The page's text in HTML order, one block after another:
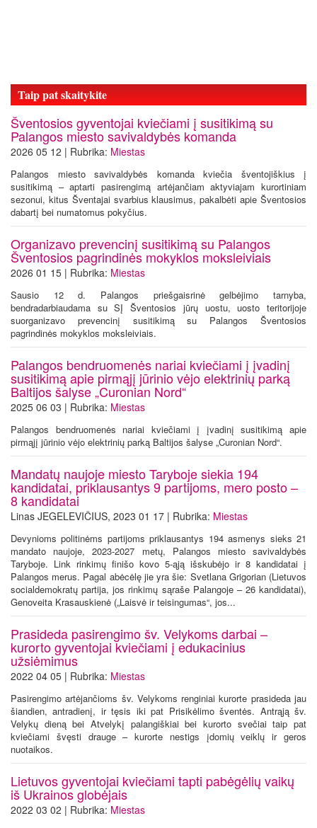
Taip pat skaitykite
Šventosios gyventojai kviečiami į susitikimą su
Palangos miesto savivaldybės komanda
2026 05 12 | Rubrika: Miestas
Palangos miesto savivaldybės komanda kviečia šventojiškius į
susitikimą – aptarti pasirengimą artėjančiam aktyviajam kurortiniam
sezonui, kitus Šventajai svarbius klausimus, pakalbėti apie Šventosios
dabartį bei numatomus pokyčius.
Organizavo prevencinį susitikimą su Palangos
Šventosios pagrindinės mokyklos moksleiviais
2026 01 15 | Rubrika: Miestas
Sausio 12 d. Palangos priešgaisrinė gelbėjimo tarnyba,
bendradarbiaudama su SĮ Šventosios jūrų uostu, uosto teritorijoje
suorganizavo prevencinį susitikimą su Palangos Šventosios
pagrindinės mokyklos moksleiviais.
Palangos bendruomenės nariai kviečiami į įvadinį
susitikimą apie pirmąjį jūrinio vėjo elektrinių parką
Baltijos šalyse „Curonian Nord“
2025 06 03 | Rubrika: Miestas
Palangos bendruomenės nariai kviečiami į įvadinį susitikimą apie
pirmąjį jūrinio vėjo elektrinių parką Baltijos šalyse „Curonian Nord“.
Mandatų naujoje miesto Taryboje siekia 194
kandidatai, priklausantys 9 partijoms, mero posto –
8 kandidatai
Linas JEGELEVIČIUS, 2023 01 17 | Rubrika: Miestas
Devynioms politinėms partijoms priklausantys 194 asmenys sieks 21
mandato naujoje, 2023-2027 metų, Palangos miesto savivaldybės
Taryboje. Link rinkimų finišo kovo 5-ąją išskubėjo ir 8 kandidatai į
Palangos merus. Pagal abėcėlę jie yra šie: Svetlana Grigorian (Lietuvos
socialdemokratų partija, jos rinkimų sąraše Palangoje – 26 kandidatai),
Genoveita Krasauskienė („Laisvė ir teisingumas“, jos...
Prasideda pasirengimo šv. Velykoms darbai –
kurorto gyventojai kviečiami į edukacinius
užsiėmimus
2022 04 05 | Rubrika: Miestas
Pasirengimo artėjančioms šv. Velykoms renginiai kurorte prasideda jau
šiandien, antradienį, ir tęsis iki pat Prisikėlimo šventės. Antrąją šv.
Velykų dieną bei Atvelykį palangiškiai bei kurorto svečiai taip pat
kviečiami švęsti drauge – kurorte nestigs įdomių veiklų ir geros
nuotaikos.
Lietuvos gyventojai kviečiami tapti pabėgėlių vaikų
iš Ukrainos globėjais
2022 03 02 | Rubrika: Miestas